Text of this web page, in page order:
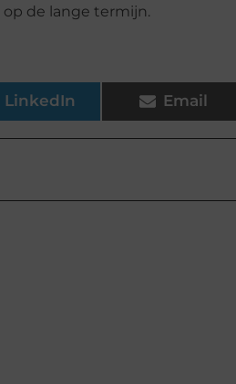
de lange termijn.
LinkedIn Email